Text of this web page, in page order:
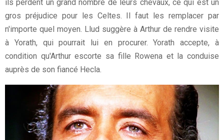
ils perdent un grand nombre de leurs chevaux, ce qui est un
gros préjudice pour les Celtes. Il faut les remplacer par
n'importe quel moyen. Llud suggère à Arthur de rendre visite
à Yorath, qui pourrait lui en procurer. Yorath accepte, à
condition qu'Arthur escorte sa fille Rowena et la conduise
auprès de son fiancé Hecla.